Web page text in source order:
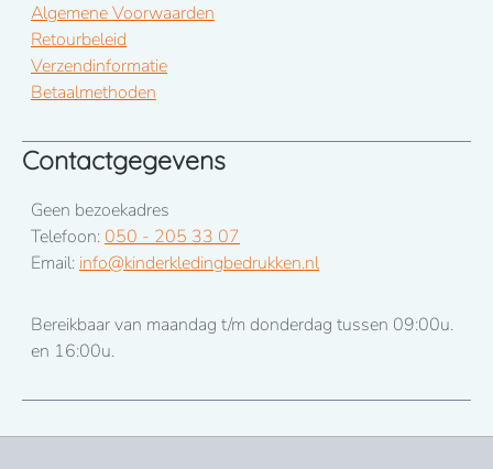
Algemene Voorwaarden
Retourbeleid
Verzendinformatie
Betaalmethoden
Contactgegevens
Geen bezoekadres
Telefoon: 050 - 205 33 07
Email: info@kinderkledingbedrukken.nl
Bereikbaar van maandag t/m donderdag tussen 09:00u.
en 16:00u.